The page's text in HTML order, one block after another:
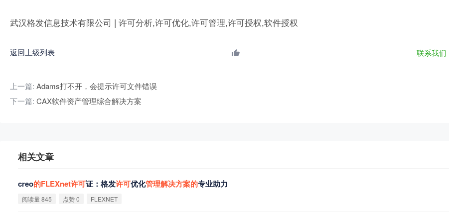
武汉格发信息技术有限公司 | 许可分析,许可优化,许可管理,许可授权,软件授权
返回上级列表 联系我们
上一篇: Adams打不开，会提示许可文件错误
下一篇: CAX软件资产管理综合解决方案
相关文章
creo的FLEXnet许可证：格发许可优化管理解决方案的专业助力
阅读量 845 点赞 0 FLEXNET